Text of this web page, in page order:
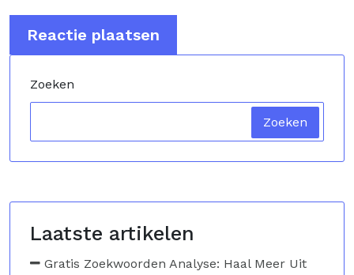
Zoeken
Zoeken
Laatste artikelen
Gratis Zoekwoorden Analyse: Haal Meer Uit